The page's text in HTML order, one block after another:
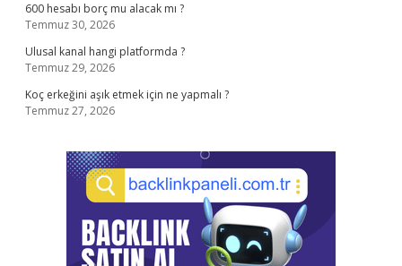
600 hesabı borç mu alacak mı ?
Temmuz 30, 2026
Ulusal kanal hangi platformda ?
Temmuz 29, 2026
Koç erkeğini aşık etmek için ne yapmalı ?
Temmuz 27, 2026